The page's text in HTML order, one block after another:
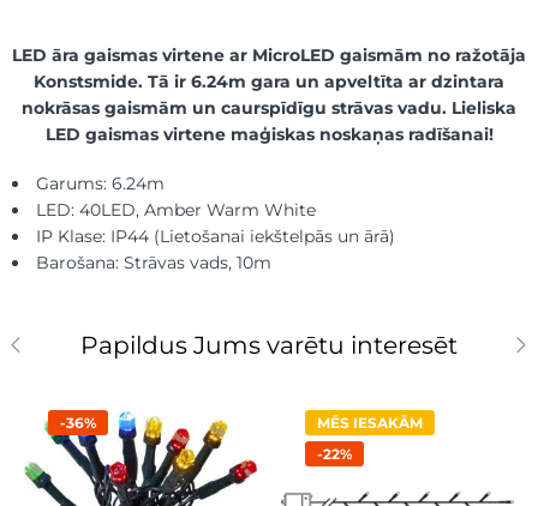
LED āra gaismas virtene ar MicroLED gaismām no ražotāja
Konstsmide. Tā ir 6.24m gara un apveltīta ar dzintara
nokrāsas gaismām un caurspīdīgu strāvas vadu. Lieliska
LED gaismas virtene maģiskas noskaņas radīšanai!
Garums: 6.24m
LED: 40LED, Amber Warm White
IP Klase: IP44 (Lietošanai iekštelpās un ārā)
Barošana: Strāvas vads, 10m
Papildus Jums varētu interesēt
-36%
MĒS IESAKĀM
-22%